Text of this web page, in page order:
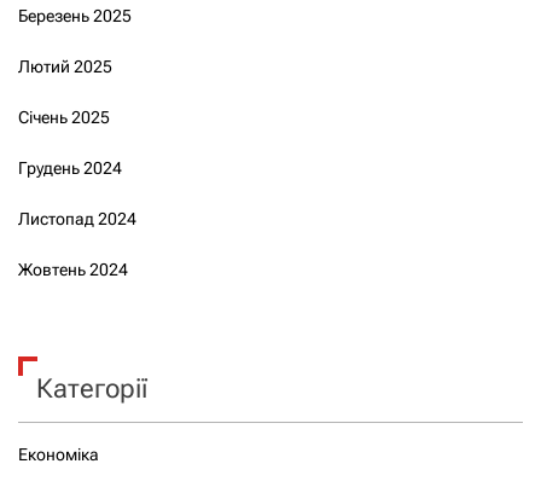
Березень 2025
Лютий 2025
Січень 2025
Грудень 2024
Листопад 2024
Жовтень 2024
Категорії
Економіка